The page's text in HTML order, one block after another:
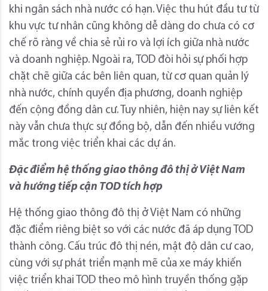
khi ngân sách nhà nước có hạn. Việc thu hút đầu tư từ
khu vực tư nhân cũng không dễ dàng do chưa có cơ
chế rõ ràng về chia sẻ rủi ro và lợi ích giữa nhà nước
và doanh nghiệp. Ngoài ra, TOD đòi hỏi sự phối hợp
chặt chẽ giữa các bên liên quan, từ cơ quan quản lý
nhà nước, chính quyền địa phương, doanh nghiệp
đến cộng đồng dân cư. Tuy nhiên, hiện nay sự liên kết
này vẫn chưa thực sự đồng bộ, dẫn đến nhiều vướng
mắc trong việc triển khai các dự án.
Đặc điểm hệ thống giao thông đô thị ở Việt Nam
và hướng tiếp cận TOD tích hợp
Hệ thống giao thông đô thị ở Việt Nam có những
đặc điểm riêng biệt so với các nước đã áp dụng TOD
thành công. Cấu trúc đô thị nén, mật độ dân cư cao,
cùng với sự phát triển mạnh mẽ của xe máy khiến
việc triển khai TOD theo mô hình truyền thống gặp